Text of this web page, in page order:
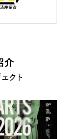
介
クト